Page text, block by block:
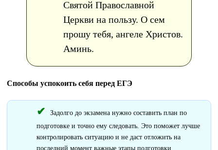
Святой Православной
Церкви на пользу. О сем
прошу тебя, ангеле Христов.
Аминь.
Способы успокоить себя перед ЕГЭ
Задолго до экзамена нужно составить план по
подготовке и точно ему следовать. Это поможет лучше
контролировать ситуацию и не даст отложить на
последний момент важные этапы подготовки